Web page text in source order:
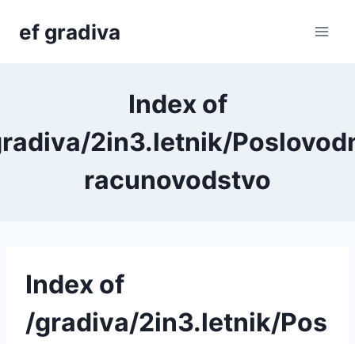
ef gradiva
Index of
2in3.letnik/
racunovodstvo
Index of
/gradiva/2in3.letnik/Pos